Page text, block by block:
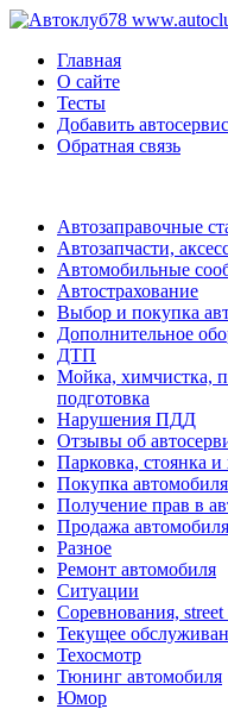
Главная
О сайте
Тесты
Добавить автосервис
Обратная связь
Автозаправочные
Автозапчасти,
Автомобильные
Автострахование
Выбор и покупка
Дополнительное
ДТП
Мойка, химчистка,
подготовка
Нарушения ПДД
Отзывы об
Парковка, стоянка и
Покупка
Получение прав в
Продажа автомобиля
Разное
Ремонт автомобиля
Ситуации
Соревнования,
Текущее
Техосмотр
Тюнинг автомобиля
Юмор